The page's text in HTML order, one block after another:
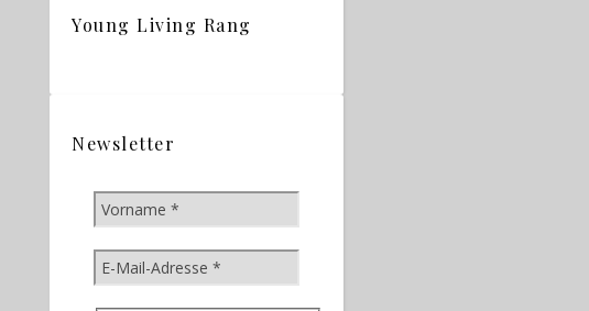
Young Living Rang
Newsletter